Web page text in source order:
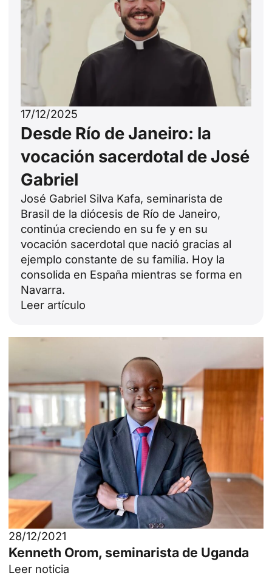
17/12/2025
Desde Río de Janeiro: la
vocación sacerdotal de José
Gabriel
José Gabriel Silva Kafa, seminarista de
Brasil de la diócesis de Río de Janeiro,
continúa creciendo en su fe y en su
vocación sacerdotal que nació gracias al
ejemplo constante de su familia. Hoy la
consolida en España mientras se forma en
Navarra.
Leer artículo
28/12/2021
Kenneth Orom, seminarista de Uganda
Leer noticia